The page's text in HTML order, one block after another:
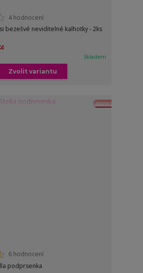
4 hodnocení
bezešvé neviditelné kalhotky - 2ks
Skladem
Zvolit variantu
Akce
6 hodnocení
podprsenka